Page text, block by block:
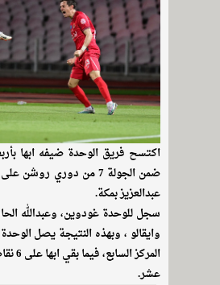
اكتسح فريق الوحدة ضيفه ابها
ضمن الجولة 7 من دوري
عبدالعزيز بمكة.
سجل للوحدة غودوين، وعبدالله
عشر.